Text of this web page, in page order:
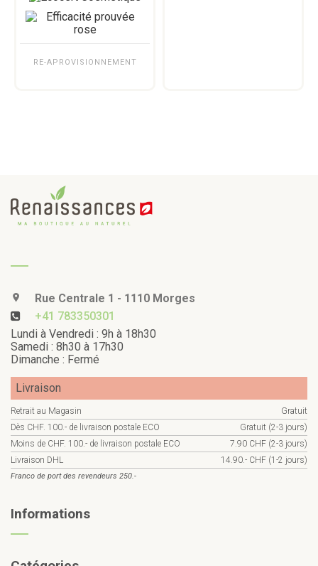
RE-APROVISIONNEMENT
Rue Centrale 1 - 1110 Morges
+41 783350301
Lundi à Vendredi : 9h à 18h30
Samedi : 8h30 à 17h30
Dimanche : Fermé
Livraison
Retrait au Magasin
Gratuit
Dès CHF. 100.- de livraison postale ECO
Gratuit (2-3 jours)
Moins de CHF. 100.- de livraison postale ECO
7.90 CHF (2-3 jours)
Livraison DHL
14.90.- CHF (1-2 jours)
Franco de port des revendeurs 250.-
Informations